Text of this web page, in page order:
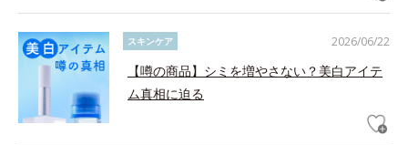
2026/06/22
スキンケア
【噂の商品】シミを増やさない？美白アイテ
ム真相に迫る